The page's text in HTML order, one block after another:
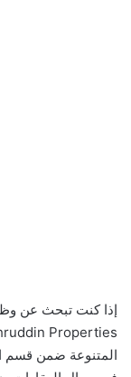
إذا كنت تبحث عن
المتنوعة ضمن قسم